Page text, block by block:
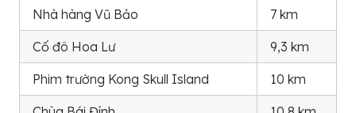
Nhà hàng Vũ Bảo 7 km
Cố đô Hoa Lư 9,3 km
Phim trường Kong Skull Island 10 km